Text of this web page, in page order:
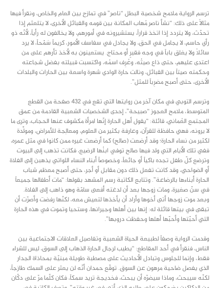
ترسم الرواية ملامح شخصية البطل “ناصر” في تمازج بين العام والخاص، ونقرأ فيها
مثالاً على ذلك: “نشأ ناصر مُهاب المكانة بين قومه والقبائل الأخرى، لا يتلعثم إذا
تحدّث، ولا يتردد إذا اتخذ قراراً، يستشيرونه في أمورهم، ولا يخالفون له رأياً، لأنّه ذو
رأي حاسم، لا يجامل في الحق، ولا يجادل في سفاسف الأمور، كريماً سَمْحاً، لا يرد
سائلاً ولا يغلق باباً في وجه فقيرٍ أو محتاج. يستعينون به لأخذ ثأرهم على من
اعتدى عليهم، حتى ذاع صيتُه، وعُرِف اسمُه، واكتسبت قبيلته بفضل شجاعته
وحكمته صيتاً بين القبائل، ونالت حارة الوادي شهرة واسعة بين الحارات والبلدات
الأخرى، حتى أصبح مضرِباً للمثل”.
وترسم التوبي في مكان آخر من روايتها التي تقع في 432 صفحة من القطع
المتوسط، ملامح العجوز “صبيحة”، إحدى الشخصيات الشعبية القادمة من عمق
المجتمع العُماني، قائلة: “يقول أهل الحارة إنّها امرأة مكشوف عنها الحجاب، وترى ما
لا يرونه، فهي حافظة للقرآن، وعارفة بكثير من العلوم، ومعالِجة للأمراض، ومولِّدة
لكثير من نساء الحارة؛ وقد أرضعت (صالح) كما أرضعت غيره ممن كانوا في مثل عمره،
ففي تلك الأيام التي ولد فيها صالح توفي ابنُها الرضيع، فكانت تذهب إلى البيوت
وترضع كلّ طفل تجده باكياً أو جائعاً، وخصوصاً أبناء النساء اللواتي يذهبن إلى الفلاة
أو الضواحي، وقد كانت تفعل ذلك دون مقابل أو أجر، حتى أصبح معظم شباب
الحارة أبناءها بالرضاعة”. وتتابع الكاتبة رسم المشهد بقولها: “مات أطفالها جميعاً
في سنّ صغيرة، ومات زوجها بعد أن لدغته أفعى سامّة وهو ذاهب إلى الفلاة.
وبعد موت زوجها أتى أخوها وأراد أن يأخذها لتعيش معه، لكنّها رفضت وأصرّت أن
تبقى في بيتها قائلة له: إنها بين أهلها وجيرانها، وستحيا وتموت في هذه الحارة
التي أحبّتها وأحبّها أهلها وحفظت دروبها”.
وقدمت الرواية وصفاً لطبيعة الحياة الشعبية وتفاصيل العلاقات الاجتماعية بين
الناس، فنقرأ في أحد المقاطع: “يطيب لرجال الحارة الذهاب إلى السوق، ليس للشراء
فقط، وإنما للجلوس وتبادل الأحاديث على مصطبة طويلة مبنيّة بمحاذاة الجدار
الذي يفصل ضاحية مرهون عن السوق. توقّع حمدان أنّه لن يعثر على السمك طازجاً،
لكنّه سيبحث، وماذا سيضرّه أن يبحث، فخديجة تريد سمكاً، فكان كلّما مرّ على دكّان